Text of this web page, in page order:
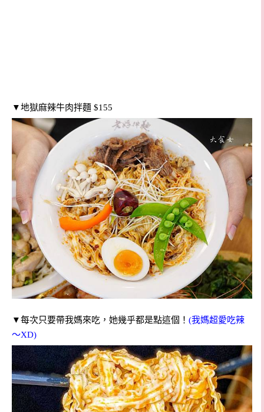
▼地獄麻辣牛肉拌麵 $155
▼每次只要帶我媽來吃，她幾乎都是點這個！ (我媽超愛吃辣
～XD)